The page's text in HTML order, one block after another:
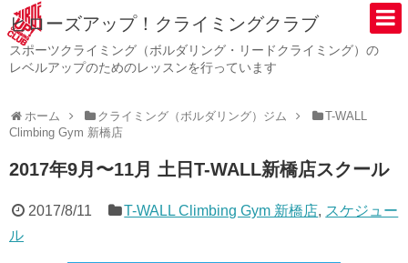
ヒローズアップ！クライミングクラブ
スポーツクライミング（ボルダリング・リードクライミング）の
レベルアップのためのレッスンを行っています
ホーム クライミング（ボルダリング）ジム
T-WALL
Climbing Gym 新橋店
2017年9月〜11月 土日T-WALL新橋店スクール
2017/8/11 T-WALL Climbing Gym 新橋店, スケジュー
ル